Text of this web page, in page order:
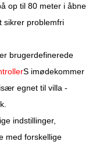
op til 80 meter i åbne
sikrer problemfri
brugerdefinerede
S imødekommer
egnet til villa -
indstillinger,
med forskellige